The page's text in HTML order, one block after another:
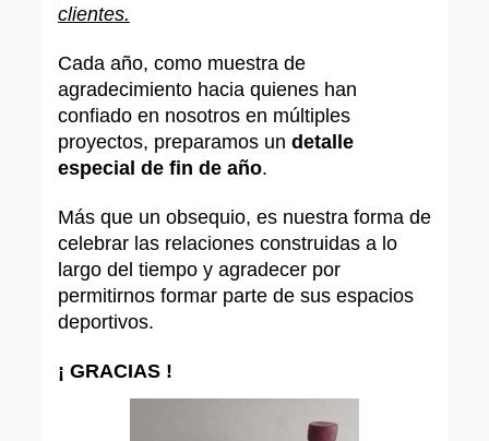
clientes.
Cada año, como muestra de
agradecimiento hacia quienes han
confiado en nosotros en múltiples
proyectos, preparamos un detalle
especial de fin de año.
Más que un obsequio, es nuestra forma de
celebrar las relaciones construidas a lo
largo del tiempo y agradecer por
permitirnos formar parte de sus espacios
deportivos.
¡ GRACIAS !